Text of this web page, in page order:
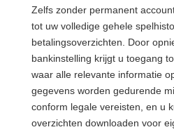
Zelfs zonder permanent
tot uw volledige gehele
betalingsoverzichten. Door
bankinstelling krijgt u toegang
waar alle relevante informatie
gegevens worden gedurende
conform legale vereisten, en u
overzichten downloaden voor